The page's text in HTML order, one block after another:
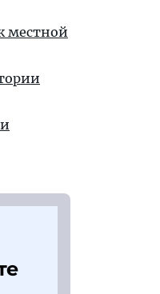
местной